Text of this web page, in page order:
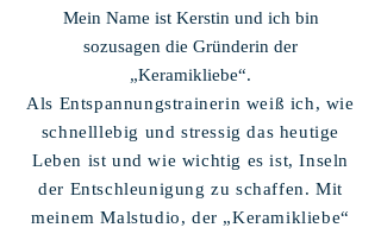
Mein Name ist Kerstin und ich bin
sozusagen die Gründerin der
„Keramikliebe“.
Als Entspannungstrainerin weiß ich, wie
schnelllebig und stressig das heutige
Leben ist und wie wichtig es ist, Inseln
der Entschleunigung zu schaffen. Mit
meinem Malstudio, der „Keramikliebe“